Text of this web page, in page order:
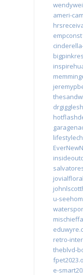
ameri-
u-
retro-
theblvd-
e-